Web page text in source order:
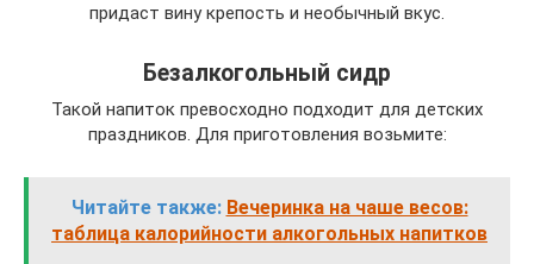
придаст вину крепость и необычный вкус.
Безалкогольный сидр
Такой напиток превосходно подходит для детских
праздников. Для приготовления возьмите:
Читайте также: Вечеринка на чаше весов:
таблица калорийности алкогольных напитков